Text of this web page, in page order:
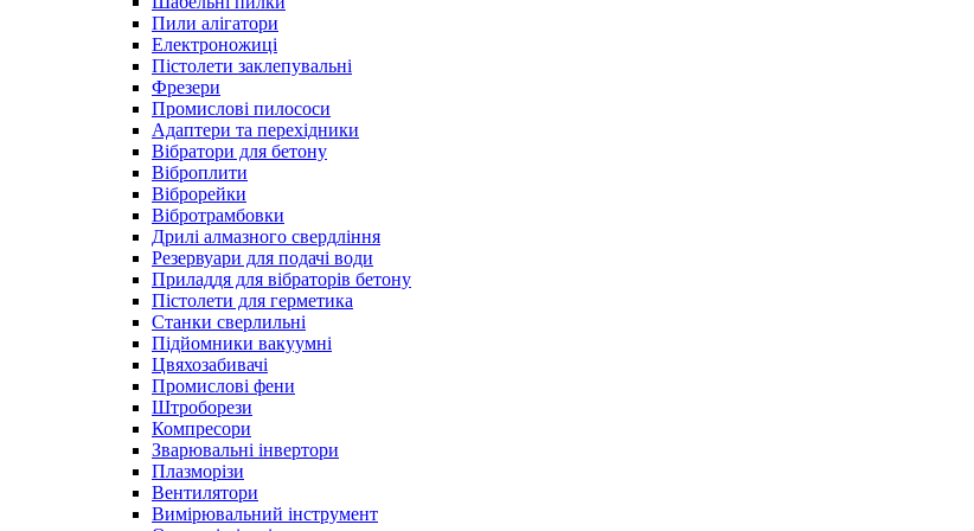
Пили алігатори
Електроножиці
Пістолети заклепувальні
Фрезери
Промислові пилососи
Адаптери та перехідники
Вібратори для бетону
Віброплити
Віброрейки
Вібротрамбовки
Дрилі алмазного свердління
Резервуари для подачі води
Приладдя для вібраторів бетону
Пістолети для герметика
Станки сверлильні
Підйомники вакуумні
Цвяхозабивачі
Промислові фени
Штроборези
Компресори
Зварювальні інвертори
Плазморізи
Вентилятори
Вимірювальний інструмент